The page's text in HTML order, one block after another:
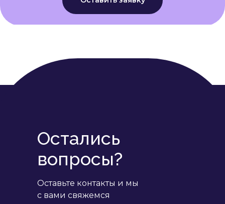
Оставьте контакты и мы
с вами свяжемся
Остались
вопросы?